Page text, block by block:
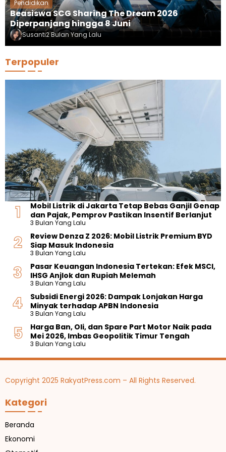
Pendidikan
Beasiswa SCG Sharing The Dream 2026
Diperpanjang hingga 8 Juni
Susanti2 Bulan Yang Lalu
Terpopuler
Mobil Listrik di Jakarta Tetap Bebas Ganjil Genap
dan Pajak, Pemprov Pastikan Insentif Berlanjut
3 Bulan Yang Lalu
Review Denza Z 2026: Mobil Listrik Premium BYD
Siap Masuk Indonesia
3 Bulan Yang Lalu
Pasar Keuangan Indonesia Tertekan: Efek MSCI,
IHSG Anjlok dan Rupiah Melemah
3 Bulan Yang Lalu
Subsidi Energi 2026: Dampak Lonjakan Harga
Minyak terhadap APBN Indonesia
3 Bulan Yang Lalu
Harga Ban, Oli, dan Spare Part Motor Naik pada
Mei 2026, Imbas Geopolitik Timur Tengah
3 Bulan Yang Lalu
Copyright 2025 RakyatPress.com – All Rights Reserved.
Kategori
Beranda
Ekonomi